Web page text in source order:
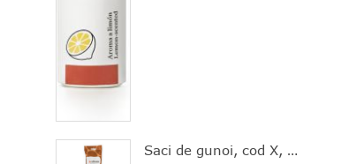
Saci de gunoi, cod X, 20 bucăţi, 10-12 l, Brabantia - 8710755116728